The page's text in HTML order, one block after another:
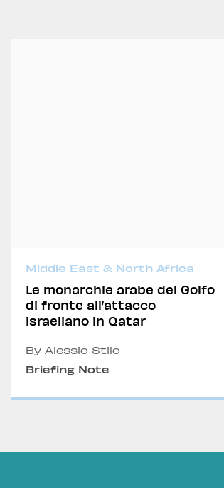
Middle East & North Africa
Le monarchie arabe del Golfo
di fronte all’attacco
israeliano in Qatar
By Alessio Stilo
Briefing Note